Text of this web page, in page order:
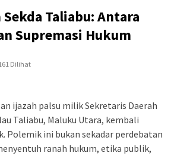
Taliabu: Antara
Supremasi Hukum
Dilihat
ijazah palsu milik Sekretaris Daerah
Taliabu, Maluku Utara, kembali
Polemik ini bukan sekadar perdebatan
ranah hukum, etika publik,